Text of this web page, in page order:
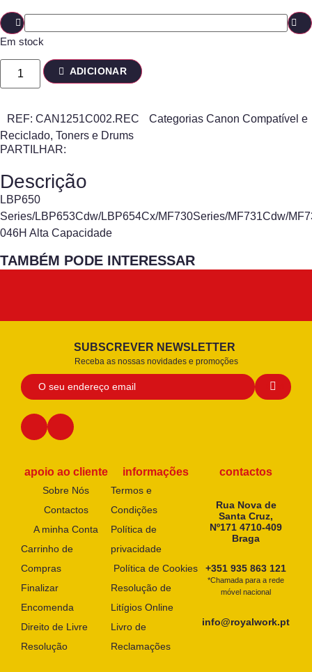
Em stock
ADICIONAR
REF: CAN1251C002.REC Categorias Canon Compatível e
Reciclado, Toners e Drums
PARTILHAR:
Descrição
LBP650
Series/LBP653Cdw/LBP654Cx/MF730Series/MF731Cdw/
046H Alta Capacidade
TAMBÉM PODE INTERESSAR
SUBSCREVER NEWSLETTER
Receba as nossas novidades e promoções
apoio ao cliente
Sobre Nós
Contactos
A minha Conta
Carrinho de
Compras
Finalizar
Encomenda
Direito de Livre
Resolução
informações
Termos e
Condições
Política de
privacidade
Política de Cookies
Resolução de
Litígios Online
Livro de
Reclamações
contactos
Rua Nova de
Santa Cruz,
Nº171 4710-409
Braga
+351 935 863 121
*Chamada para a rede
móvel nacional
info@royalwork.pt